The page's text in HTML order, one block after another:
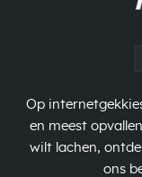
Op
en meest
wilt lachen,
ons